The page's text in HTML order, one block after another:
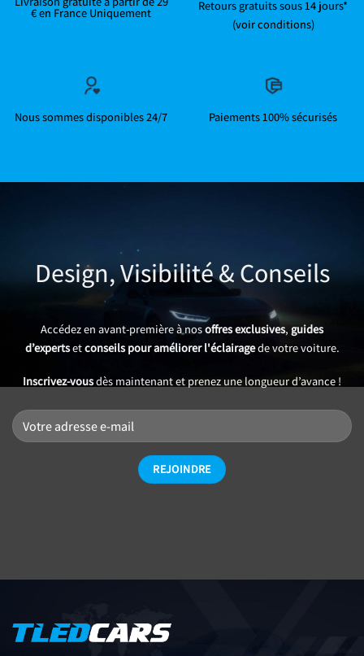
€ en France Uniquement
Retours gratuits sous 14 jours*
(voir conditions)
Nous sommes disponibles 24/7 Paiements 100% sécurisés
Design, Visibilité & Conseils
Accédez en avant-première à nosoffres exclusives, guides
d’expertsetconseils pour améliorer l'éclairagede votre voiture.
Inscrivez-vousdès maintenant et prenez une longueur d’avance !